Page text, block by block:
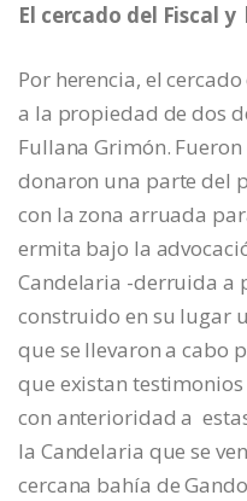
El cercado del Fiscal
Por herencia, el
a la propiedad de dos
Fullana Grimón.
donaron una parte del
con la zona arruada
ermita bajo la
Candelaria -derruida a
construido en su lugar
que se llevaron a cabo
que existan
con anterioridad a
la Candelaria que se
cercana bahía de